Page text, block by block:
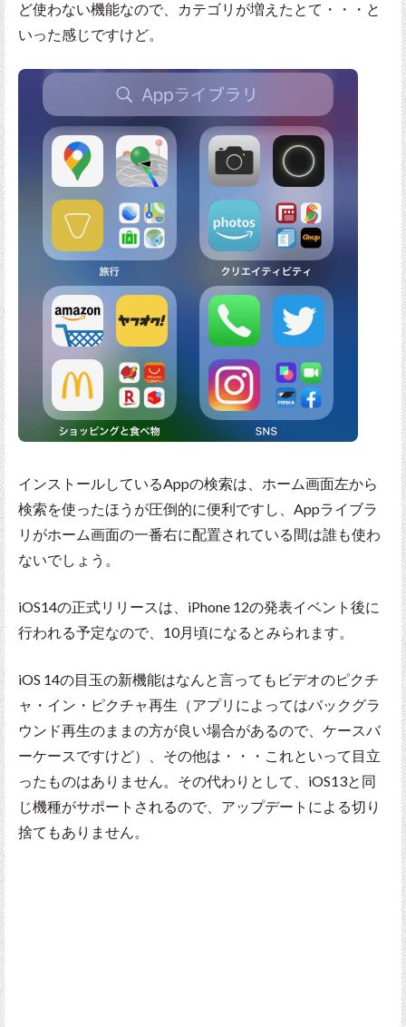
ど使わない機能なので、カテゴリが増えたとて・・・と
いった感じですけど。
インストールしているAppの検索は、ホーム画面左から
検索を使ったほうが圧倒的に便利ですし、Appライブラ
リがホーム画面の一番右に配置されている間は誰も使わ
ないでしょう。
iOS14の正式リリースは、iPhone 12の発表イベント後に
行われる予定なので、10月頃になるとみられます。
iOS 14の目玉の新機能はなんと言ってもビデオのピクチ
ャ・イン・ピクチャ再生（アプリによってはバックグラ
ウンド再生のままの方が良い場合があるので、ケースバ
ーケースですけど）、その他は・・・これといって目立
ったものはありません。その代わりとして、iOS13と同
じ機種がサポートされるので、アップデートによる切り
捨てもありません。